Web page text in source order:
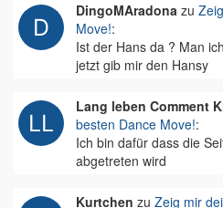
DingoMAradona zu
Move!:
Ist der Hans da ? Man
jetzt gib mir den Hansy
Lang leben Comment
besten Dance Move!:
Ich bin dafür dass die
abgetreten wird
Kurtchen zu Zeig mir